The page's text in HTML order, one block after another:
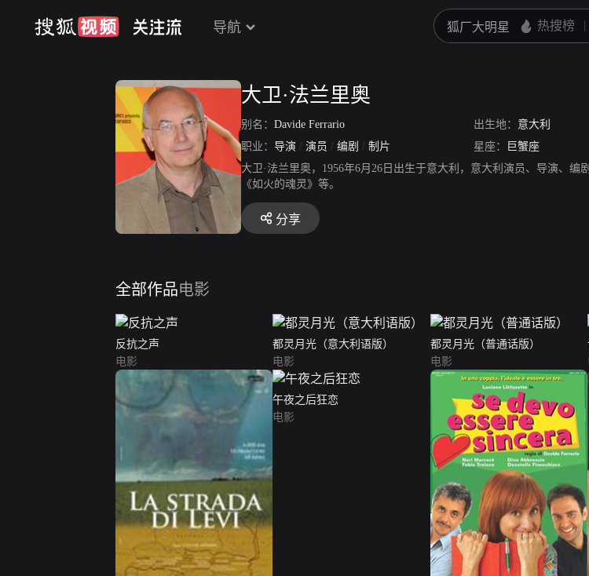
导航
大卫·法兰里奥
别名： Davide Ferrario 出生地： 意大利
职业： 导演 / 演员 / 编剧 / 制片 星座：
巨蟹座
大卫·法兰里奥，1956年6月26日出生于意大利，意大利演员、导演、
《如火的魂灵》等。
分享
全部作品电影
反抗之声
电影
都灵月光（意大利语版）
电影
都灵月光（普通话版）
电影
午夜之后狂恋
电影